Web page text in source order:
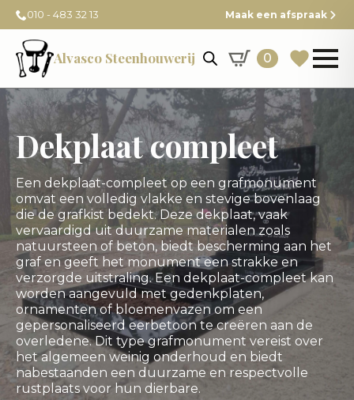
010 - 483 32 13 Maak een afspraak
Alvasco Steenhouwerij 0
Dekplaat compleet
Een dekplaat-compleet op een grafmonument
omvat een volledig vlakke en stevige bovenlaag
die de grafkist bedekt. Deze dekplaat, vaak
vervaardigd uit duurzame materialen zoals
natuursteen of beton, biedt bescherming aan het
graf en geeft het monument een strakke en
verzorgde uitstraling. Een dekplaat-compleet kan
worden aangevuld met gedenkplaten,
ornamenten of bloemenvazen om een
gepersonaliseerd eerbetoon te creëren aan de
overledene. Dit type grafmonument vereist over
het algemeen weinig onderhoud en biedt
nabestaanden een duurzame en respectvolle
rustplaats voor hun dierbare.